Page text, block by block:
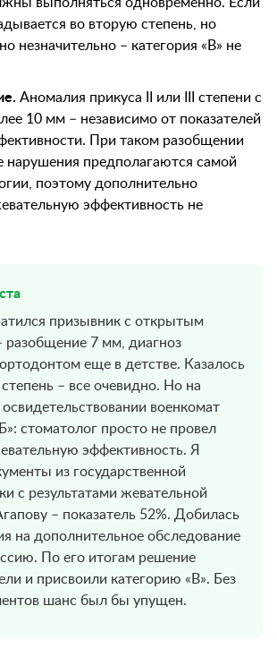
выполняться одновременно. Если
во вторую степень, но
незначительно – категория «В» не
Аномалия прикуса II или III степени с
10 мм – независимо от показателей
При таком разобщении
нарушения предполагаются самой
поэтому дополнительно
эффективность не
призывник с открытым
разобщение 7 мм, диагноз
еще в детстве. Казалось
– все очевидно. Но на
военкомат
стоматолог просто не провел
эффективность. Я
из государственной
с результатами жевательной
– показатель 52%. Добилась
на дополнительное обследование
По его итогам решение
и присвоили категорию «В». Без
шанс был бы упущен.